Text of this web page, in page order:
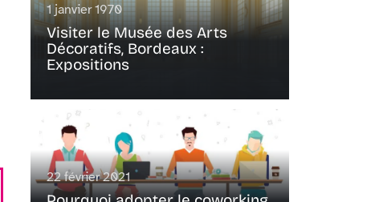
1 janvier 1970
Visiter le Musée des Arts
Décoratifs, Bordeaux :
Expositions
22 février 2021